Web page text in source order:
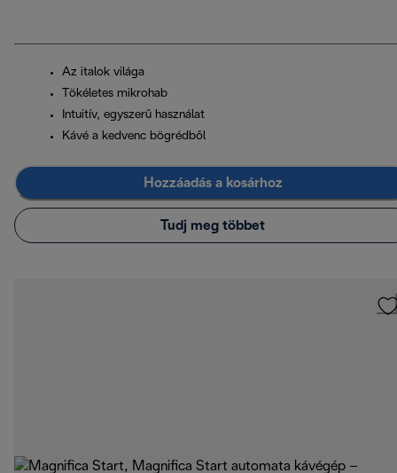
Az italok világa
Tökéletes mikrohab
Intuitív, egyszerű használat
Kávé a kedvenc bögrédből
Hozzáadás a kosárhoz
Tudj meg többet